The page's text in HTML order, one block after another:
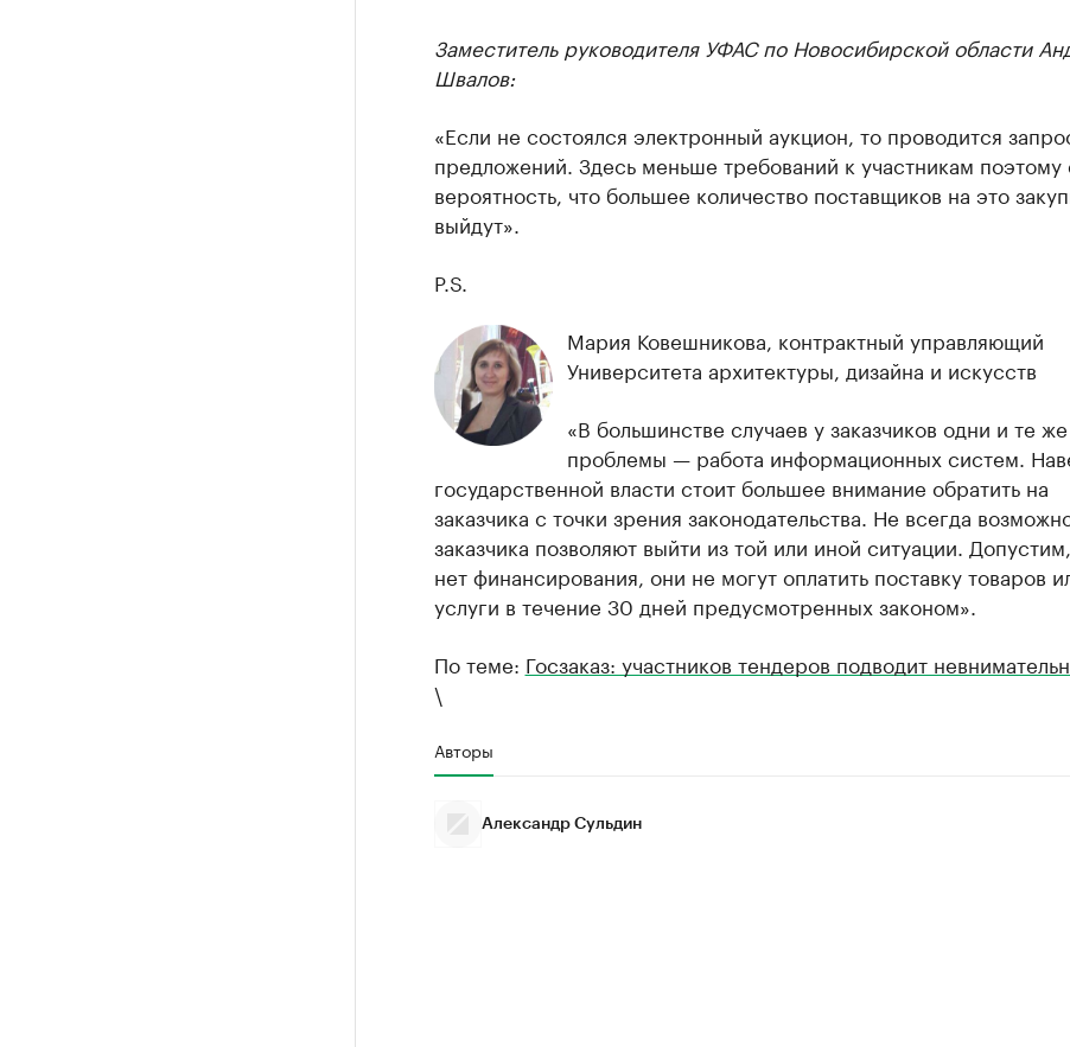
Заместитель руководителя УФАС по Новосибирской области
Швалов:
«Если не состоялся электронный аукцион, то проводится
предложений. Здесь меньше требований к участникам поэтому
вероятность, что большее количество поставщиков на это
выйдут».
P.S.
Мария Ковешникова, контрактный управляющий
Университета архитектуры, дизайна и искусств
«В большинстве случаев у заказчиков одни и те же
проблемы — работа информационных систем.
государственной власти стоит большее внимание обратить на
заказчика с точки зрения законодательства. Не всегда
заказчика позволяют выйти из той или иной ситуации.
нет финансирования, они не могут оплатить поставку товаров
услуги в течение 30 дней предусмотренных законом».
По теме: Госзаказ: участников тендеров подводит
\
Авторы
Александр Сульдин